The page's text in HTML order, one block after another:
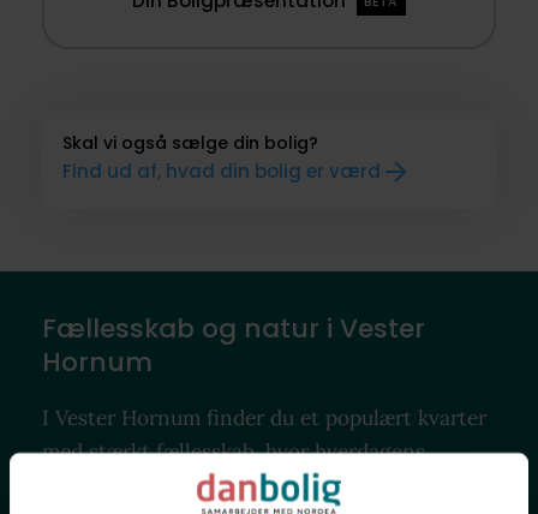
Skal vi også sælge din bolig?
Find ud af, hvad din bolig er værd
Fællesskab og natur i Vester
Hornum
I Vester Hornum finder du et populært kvarter
med stærkt fællesskab, hvor hverdagens
bekvemmeligheder er tæt på, landskabet åbner